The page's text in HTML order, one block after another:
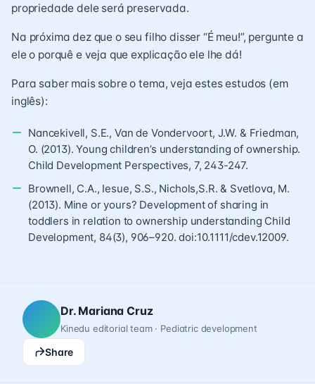
propriedade dele será preservada.
Na próxima dez que o seu filho disser “É meu!”, pergunte a
ele o porquê e veja que explicação ele lhe dá!
Para saber mais sobre o tema, veja estes estudos (em
inglês):
Nancekivell, S.E., Van de Vondervoort, J.W. & Friedman,
O. (2013). Young children’s understanding of ownership.
Child Development Perspectives, 7, 243-247.
Brownell, C.A., Iesue, S.S., Nichols,S.R. & Svetlova, M.
(2013). Mine or yours? Development of sharing in
toddlers in relation to ownership understanding Child
Development, 84(3), 906–920. doi:10.1111/cdev.12009.
Dr. Mariana Cruz
Kinedu editorial team · Pediatric development
Share